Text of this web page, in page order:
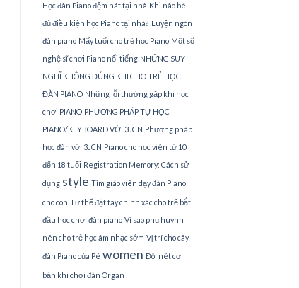
Học đàn Piano đệm hát tại nhà Khi nào bé
đủ điều kiện học Piano tại nhà? Luyện ngón
đàn piano Mấy tuổi cho trẻ học Piano Một số
nghệ sĩ chơi Piano nổi tiếng NHỮNG SUY
NGHĨ KHÔNG ĐÚNG KHI CHO TRẺ HỌC
ĐÀN PIANO Những lỗi thường gặp khi học
chơi PIANO PHƯƠNG PHÁP TỰ HỌC
PIANO/KEYBOARD VỚI 3JCN Phương pháp
học đàn với 3JCN Piano cho học viên từ 10
đến 18 tuổi Registration Memory: Cách sử
dụng style Tìm giáo viên dạy đàn Piano
cho con Tư thế đặt tay chính xác cho trẻ bắt
đầu học chơi đàn piano Vì sao phụ huynh
nên cho trẻ học âm nhạc sớm Vị trí cho cây
đàn Piano của Pé women Đôi nét cơ
bản khi chơi đàn Organ